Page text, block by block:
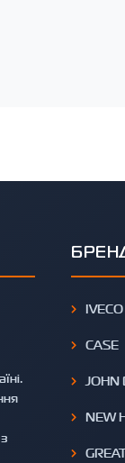
IVECO
CASE
JOHN
NEW